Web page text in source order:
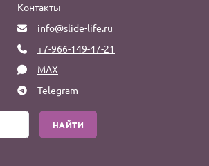
Контакты
info@slide-life.ru
+7-966-149-47-21
MAX
Telegram
НАЙТИ